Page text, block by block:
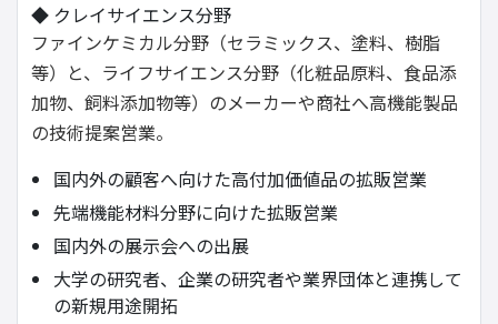
◆ クレイサイエンス分野
ファインケミカル分野（セラミックス、塗料、樹脂
等）と、ライフサイエンス分野（化粧品原料、食品添
加物、飼料添加物等）のメーカーや商社へ高機能製品
の技術提案営業。
国内外の顧客へ向けた高付加価値品の拡販営業
先端機能材料分野に向けた拡販営業
国内外の展示会への出展
大学の研究者、企業の研究者や業界団体と連携して
の新規用途開拓